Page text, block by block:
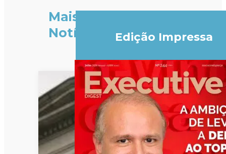
Mais
Notícias
Edição Impressa